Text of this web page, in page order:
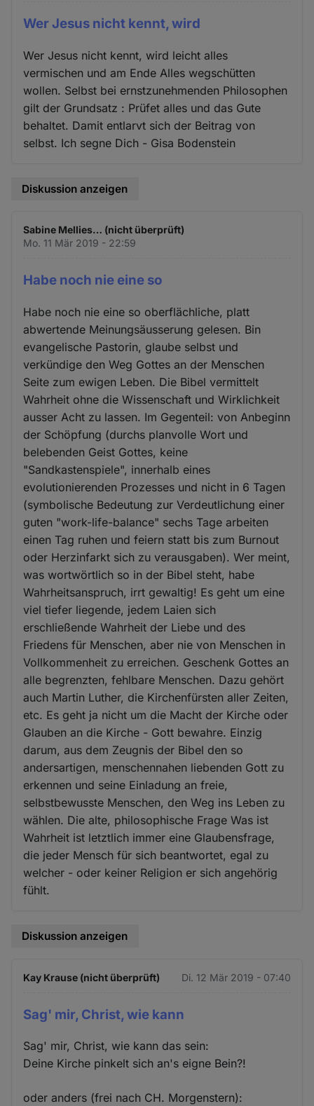
Wer Jesus nicht kennt, wird
Wer Jesus nicht kennt, wird leicht alles
vermischen und am Ende Alles wegschütten
wollen. Selbst bei ernstzunehmenden Philosophen
gilt der Grundsatz : Prüfet alles und das Gute
behaltet. Damit entlarvt sich der Beitrag von
selbst. Ich segne Dich - Gisa Bodenstein
Diskussion anzeigen
Sabine Mellies… (nicht überprüft)
Mo. 11 Mär 2019 - 22:59
Habe noch nie eine so
Habe noch nie eine so oberflächliche, platt
abwertende Meinungsäusserung gelesen. Bin
evangelische Pastorin, glaube selbst und
verkündige den Weg Gottes an der Menschen
Seite zum ewigen Leben. Die Bibel vermittelt
Wahrheit ohne die Wissenschaft und Wirklichkeit
ausser Acht zu lassen. Im Gegenteil: von Anbeginn
der Schöpfung (durchs planvolle Wort und
belebenden Geist Gottes, keine
"Sandkastenspiele", innerhalb eines
evolutionierenden Prozesses und nicht in 6 Tagen
(symbolische Bedeutung zur Verdeutlichung einer
guten "work-life-balance" sechs Tage arbeiten
einen Tag ruhen und feiern statt bis zum Burnout
oder Herzinfarkt sich zu verausgaben). Wer meint,
was wortwörtlich so in der Bibel steht, habe
Wahrheitsanspruch, irrt gewaltig! Es geht um eine
viel tiefer liegende, jedem Laien sich
erschließende Wahrheit der Liebe und des
Friedens für Menschen, aber nie von Menschen in
Vollkommenheit zu erreichen. Geschenk Gottes an
alle begrenzten, fehlbare Menschen. Dazu gehört
auch Martin Luther, die Kirchenfürsten aller Zeiten,
etc. Es geht ja nicht um die Macht der Kirche oder
Glauben an die Kirche - Gott bewahre. Einzig
darum, aus dem Zeugnis der Bibel den so
andersartigen, menschennahen liebenden Gott zu
erkennen und seine Einladung an freie,
selbstbewusste Menschen, den Weg ins Leben zu
wählen. Die alte, philosophische Frage Was ist
Wahrheit ist letztlich immer eine Glaubensfrage,
die jeder Mensch für sich beantwortet, egal zu
welcher - oder keiner Religion er sich angehörig
fühlt.
Diskussion anzeigen
Kay Krause (nicht überprüft) Di. 12 Mär 2019 - 07:40
Sag' mir, Christ, wie kann
Sag' mir, Christ, wie kann das sein:
Deine Kirche pinkelt sich an's eigne Bein?!
oder anders (frei nach CH. Morgenstern):